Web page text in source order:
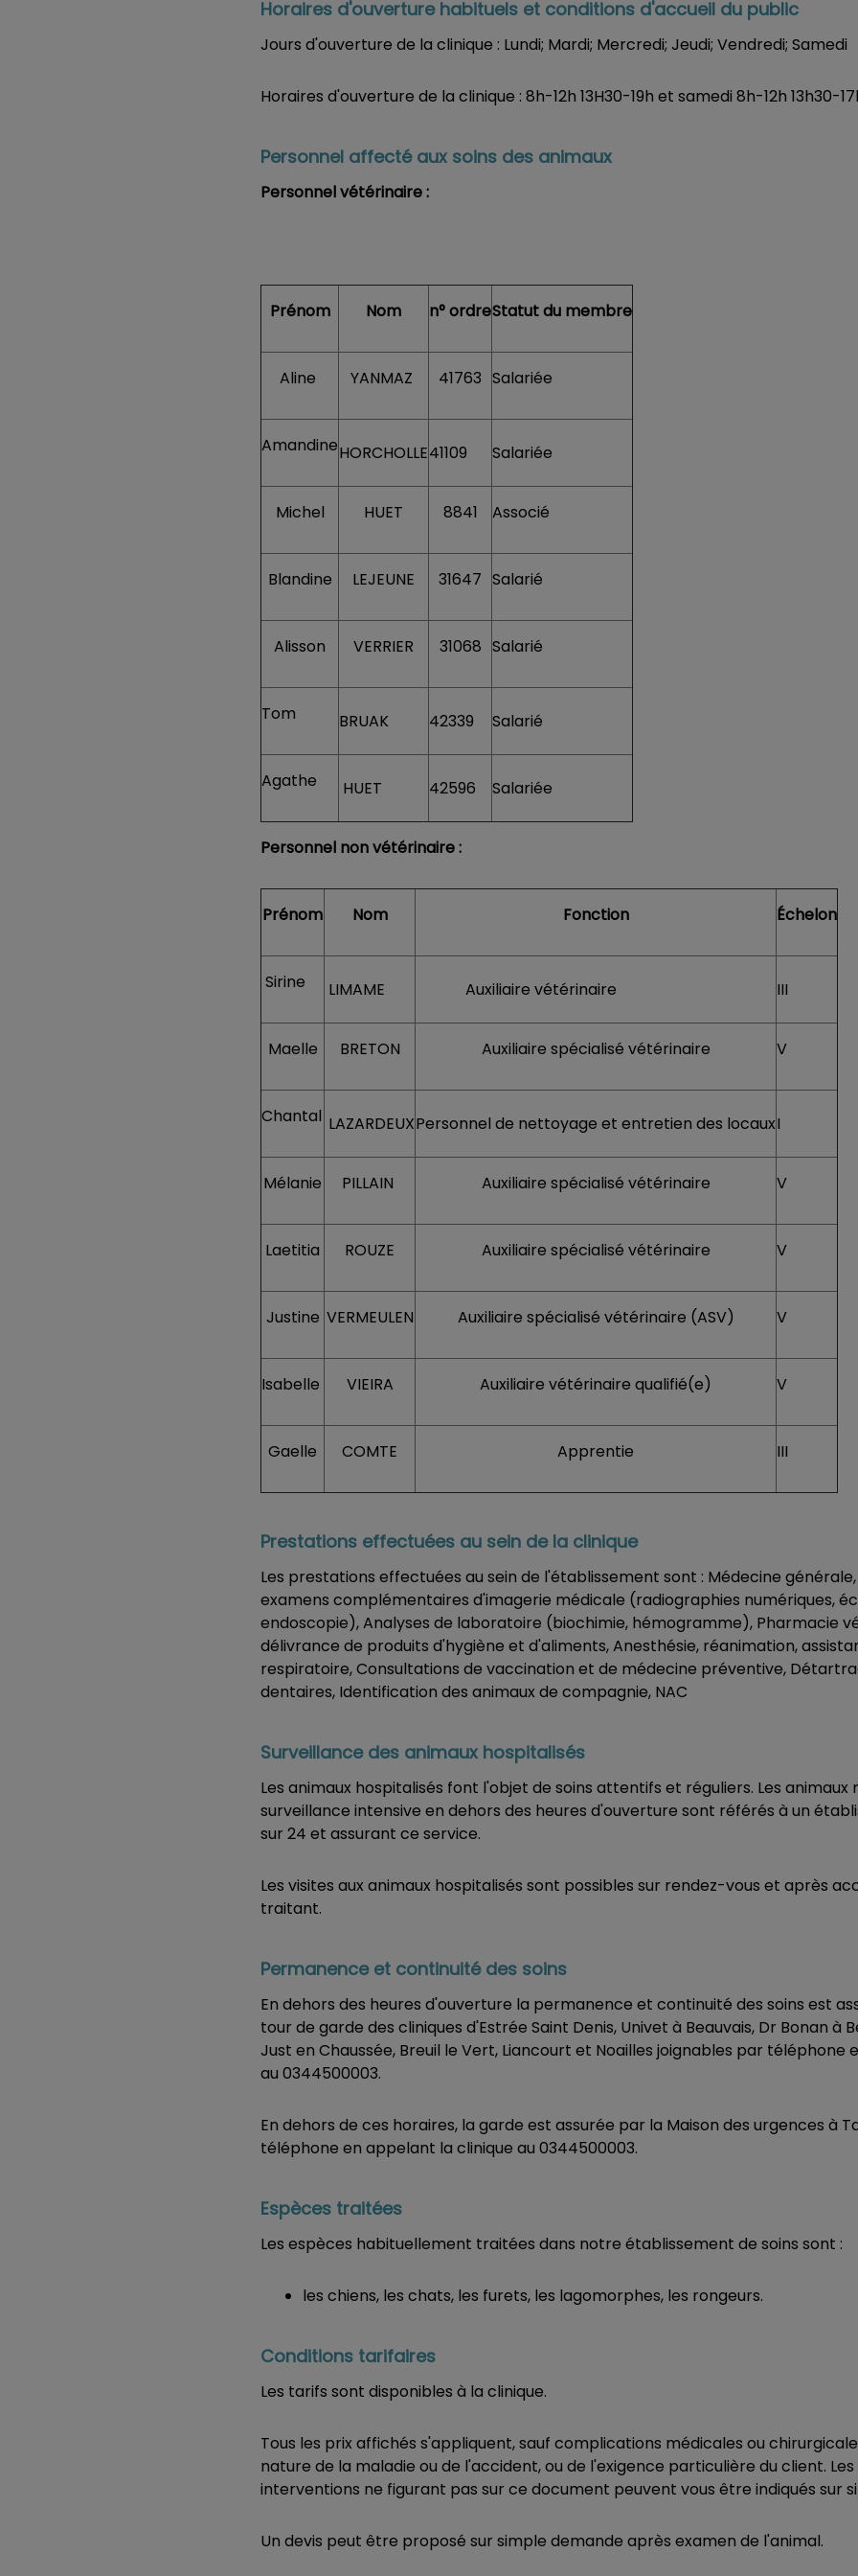
Horaires d'ouverture habituels et conditions d'accueil du public
Jours d'ouverture de la clinique : Lundi; Mardi; Mercredi; Jeudi; Vendredi; Samedi
Horaires d'ouverture de la clinique : 8h-12h 13H30-19h et samedi 8h-12h 13h30-
Personnel affecté aux soins des animaux
Personnel vétérinaire :
Prénom Nom n° ordreStatut du membre
Aline YANMAZ 41763 Salariée
AmandineHORCHOLLE41109 Salariée
Michel HUET 8841 Associé
Blandine LEJEUNE 31647 Salarié
Alisson VERRIER 31068 Salarié
Tom BRUAK 42339 Salarié
Agathe HUET 42596 Salariée
Personnel non vétérinaire :
Prénom Nom Fonction Échelon
Sirine LIMAME Auxiliaire vétérinaire III
Maelle BRETON Auxiliaire spécialisé vétérinaire V
Chantal LAZARDEUXPersonnel de nettoyage et entretien des locauxI
Mélanie PILLAIN Auxiliaire spécialisé vétérinaire V
Laetitia ROUZE Auxiliaire spécialisé vétérinaire V
Justine VERMEULEN Auxiliaire spécialisé vétérinaire (ASV) V
Isabelle VIEIRA Auxiliaire vétérinaire qualifié(e) V
Gaelle COMTE Apprentie III
Prestations effectuées au sein de la clinique
Les prestations effectuées au sein de l'établissement sont : Médecine
examens complémentaires d'imagerie médicale (radiographies numériques,
endoscopie), Analyses de laboratoire (biochimie, hémogramme), Pharmacie
délivrance de produits d'hygiène et d'aliments, Anesthésie, réanimation,
respiratoire, Consultations de vaccination et de médecine préventive,
dentaires, Identification des animaux de compagnie, NAC
Surveillance des animaux hospitalisés
Les animaux hospitalisés font l'objet de soins attentifs et réguliers. Les animaux
surveillance intensive en dehors des heures d'ouverture sont référés à un
sur 24 et assurant ce service.
Les visites aux animaux hospitalisés sont possibles sur rendez-vous et après
traitant.
Permanence et continuité des soins
En dehors des heures d'ouverture la permanence et continuité des soins est
tour de garde des cliniques d'Estrée Saint Denis, Univet à Beauvais, Dr Bonan à
Just en Chaussée, Breuil le Vert, Liancourt et Noailles joignables par téléphone
au 0344500003.
En dehors de ces horaires, la garde est assurée par la Maison des urgences à
téléphone en appelant la clinique au 0344500003.
Espèces traitées
Les espèces habituellement traitées dans notre établissement de soins sont :
les chiens, les chats, les furets, les lagomorphes, les rongeurs.
Conditions tarifaires
Les tarifs sont disponibles à la clinique.
Tous les prix affichés s'appliquent, sauf complications médicales ou
nature de la maladie ou de l'accident, ou de l'exigence particulière du client.
interventions ne figurant pas sur ce document peuvent vous être indiqués sur
Un devis peut être proposé sur simple demande après examen de l'animal.